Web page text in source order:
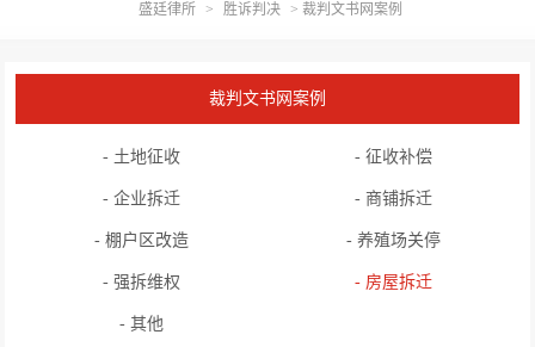
盛廷律所 > 胜诉判决 > 裁判文书网案例
裁判文书网案例
- 土地征收 - 征收补偿
- 企业拆迁 - 商铺拆迁
- 棚户区改造 - 养殖场关停
- 强拆维权 - 房屋拆迁
- 其他